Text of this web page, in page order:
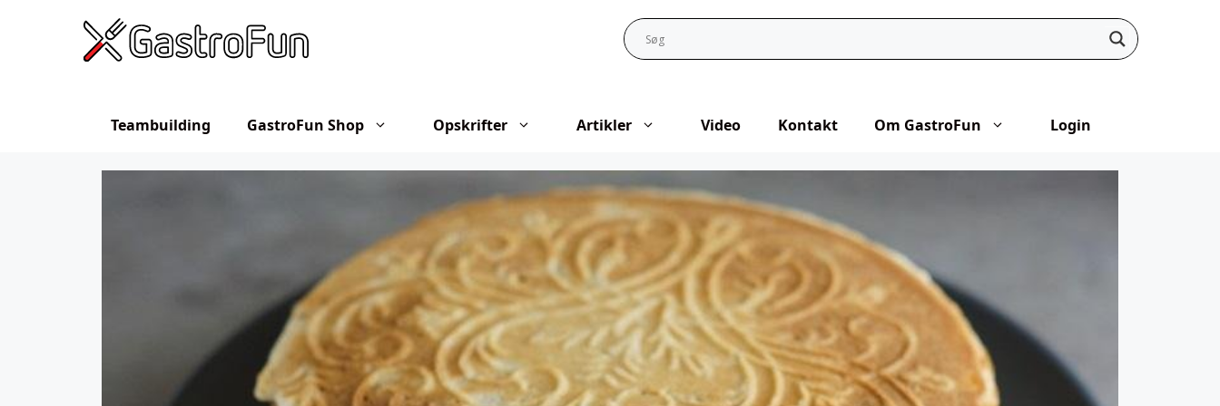
Teambuilding GastroFun Shop Opskrifter Artikler Video Kontakt Om GastroFun Login